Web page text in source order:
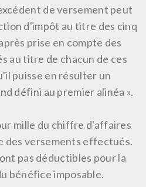
de versement peut
d'impôt au titre des cinq
prise en compte des
au titre de chacun de ces
puisse en résulter un
défini au premier alinéa ».
mille du chiffre d'affaires
des versements effectués.
pas déductibles pour la
bénéfice imposable.